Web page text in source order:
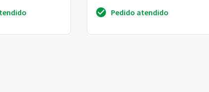
Pedido atendido